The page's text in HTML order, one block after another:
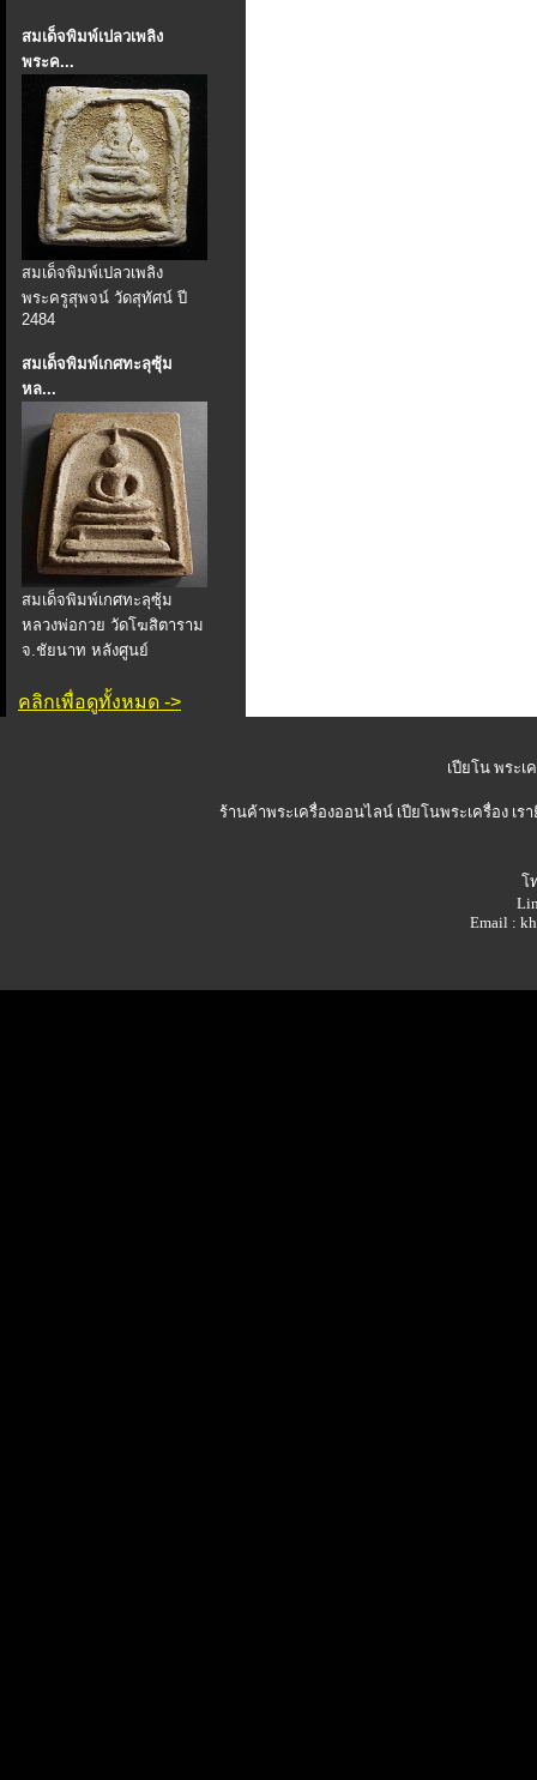
สมเด็จพิมพ์เปลวเพลิง
พระค...
สมเด็จพิมพ์เปลวเพลิง
พระครูสุพจน์ วัดสุทัศน์ ปี
2484
สมเด็จพิมพ์เกศทะลุซุ้ม
หล...
สมเด็จพิมพ์เกศทะลุซุ้ม
หลวงพ่อกวย วัดโฆสิตาราม
จ.ชัยนาท หลังศูนย์
คลิกเพื่อดูทั้งหมด ->
เปียโน พระเ
ร้านค้าพระเครื่องออนไลน์ เปียโนพระเครื่อง เ
โ
Email :